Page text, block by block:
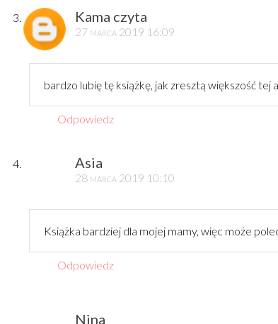
Kama czyta
27 marca 2019 16:09
bardzo lubię tę książkę, jak zresztą większość tej
Odpowiedz
Asia
28 marca 2019 10:10
Książka bardziej dla mojej mamy, więc może
Odpowiedz
Nina